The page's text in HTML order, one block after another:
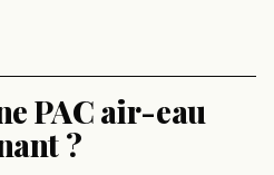
PAC air-eau
?